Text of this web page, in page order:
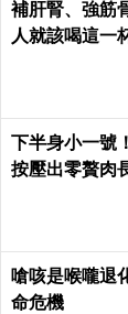
補肝腎、強筋
人就該喝這一
下半身小一號
按壓出零贅肉
嗆咳是喉嚨退
命危機